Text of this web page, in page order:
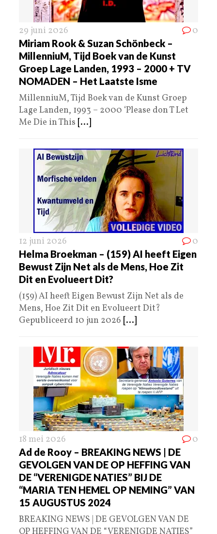
29 juni 2026 0
Miriam Rook & Suzan Schönbeck –
MillenniuM, Tijd Boek van de Kunst
Groep Lage Landen, 1993 – 2000 + TV
NOMADEN – Het Laatste Isme
MillenniuM, Tijd Boek van de Kunst Groep
Lage Landen, 1993 – 2000 ‘Please don T Let
Me Die in This [...]
12 juni 2026 0
Helma Broekman – (159) AI heeft Eigen
Bewust Zijn Net als de Mens, Hoe Zit
Dit en Evolueert Dit?
(159) AI heeft Eigen Bewust Zijn Net als de
Mens, Hoe Zit Dit en Evolueert Dit?
Gepubliceerd 10 jun 2026 [...]
18 mei 2026 0
Ad de Rooy – BREAKING NEWS | DE
GEVOLGEN VAN DE OP HEFFING VAN
DE “VERENIGDE NATIES” BIJ DE
“MARIA TEN HEMEL OP NEMING” VAN
15 AUGUSTUS 2024
BREAKING NEWS | DE GEVOLGEN VAN DE